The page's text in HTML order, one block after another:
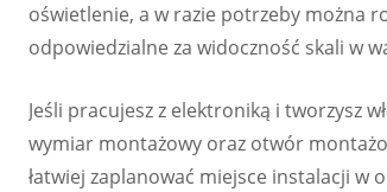
oświetlenie, a w razie potrzeby można
odpowiedzialne za widoczność skali w
Jeśli pracujesz z elektroniką i tworzysz
wymiar montażowy oraz otwór
łatwiej zaplanować miejsce instalacji